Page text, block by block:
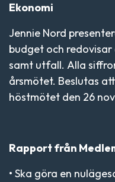
Ekonomi
Jennie Nord
budget och
samt utfall. Alla
årsmötet. Beslutas
höstmötet den 26
Rapport från
• Ska göra en